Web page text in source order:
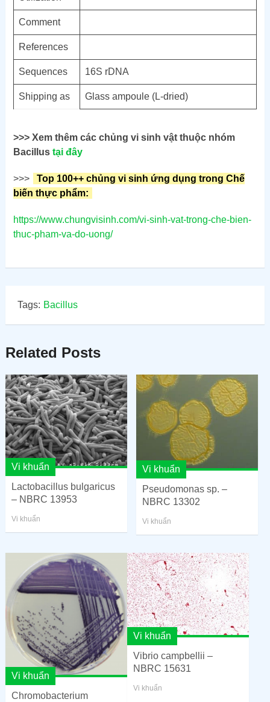
Comment
References
Sequences 16S rDNA
Shipping as Glass ampoule (L-dried)
>>> Xem thêm các chủng vi sinh vật thuộc nhóm
Bacillus tại đây
>>>
Top 100++ chủng vi sinh ứng dụng trong Chế
biến thực phẩm:
https://www.chungvisinh.com/vi-sinh-vat-trong-che-bien-
thuc-pham-va-do-uong/
Tags: Bacillus
Related Posts
Vi khuẩn
Lactobacillus bulgaricus
– NBRC 13953
Vi khuẩn
Vi khuẩn
Pseudomonas sp. –
NBRC 13302
Vi khuẩn
Vi khuẩn
Chromobacterium
Vi khuẩn
Vibrio campbellii –
NBRC 15631
Vi khuẩn